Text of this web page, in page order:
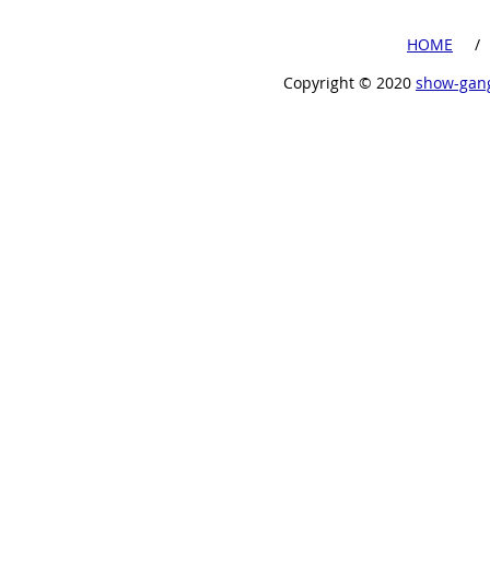
​HOME
​ /
Copyright ©︎ 2020 show-